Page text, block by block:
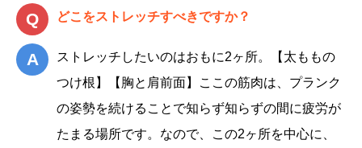
どこをストレッチすべきですか？
ストレッチしたいのはおもに2ヶ所。【太ももの
つけ根】【胸と肩前面】ここの筋肉は、プランク
の姿勢を続けることで知らず知らずの間に疲労が
たまる場所です。なので、この2ヶ所を中心に、